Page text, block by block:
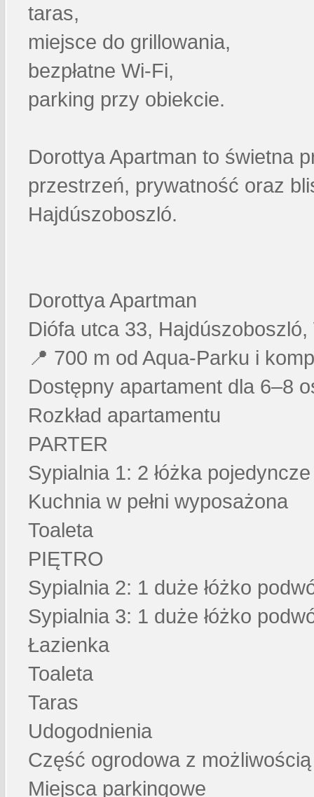
taras,
miejsce do grillowania,
bezpłatne Wi-Fi,
parking przy obiekcie.
Dorottya Apartman to świetna
przestrzeń, prywatność oraz
Hajdúszoboszló.
Dorottya Apartman
Diófa utca 33, Hajdúszoboszló,
📍 700 m od Aqua-Parku i
Dostępny apartament dla 6–8
Rozkład apartamentu
PARTER
Sypialnia 1: 2 łóżka
Kuchnia w pełni wyposażona
Toaleta
PIĘTRO
Sypialnia 2: 1 duże łóżko
Sypialnia 3: 1 duże łóżko
Łazienka
Toaleta
Taras
Udogodnienia
Część ogrodowa z
Miejsca parkingowe